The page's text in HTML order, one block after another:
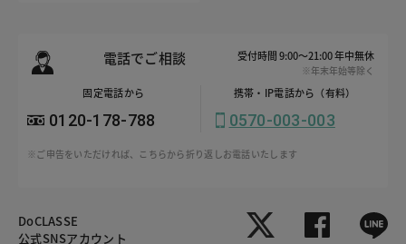
電話でご相談 受付時間 9:00～21:00 年中無休
※年末年始等除く
固定電話から
0120-178-788
携帯・IP電話から（有料）
0570-003-003
※ご申告をいただければ、こちらから折り返しお電話いたします
DoCLASSE
公式SNSアカウント